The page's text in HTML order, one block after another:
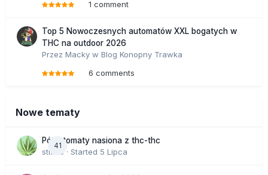
1 comment
Top 5 Nowoczesnych automatów XXL bogatych w
THC na outdoor 2026
Przez Macky w Blog Konopny Trawka
6 comments
Nowe tematy
41
Półautomaty nasiona z thc-thc
stix33 · Started 5 Lipca